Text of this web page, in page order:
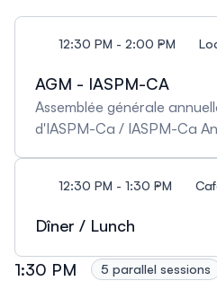
12:30 PM - 2:00 PM
AGM - IASPM-CA
Assemblée générale
d'IASPM-Ca / IASPM-Ca
12:30 PM - 1:30 PM
Dîner / Lunch
1:30 PM 5 parallel sessions